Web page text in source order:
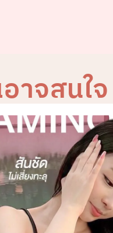
าจสนใจ